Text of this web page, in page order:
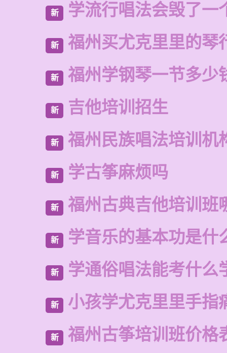
新 学流行唱法会毁了一
新 福州买尤克里里的琴
新 福州学钢琴一节多少
新 吉他培训招生
新 福州民族唱法培训机
新 学古筝麻烦吗
新 福州古典吉他培训班
新 学音乐的基本功是什
新 学通俗唱法能考什么
新 小孩学尤克里里手指
新 福州古筝培训班价格